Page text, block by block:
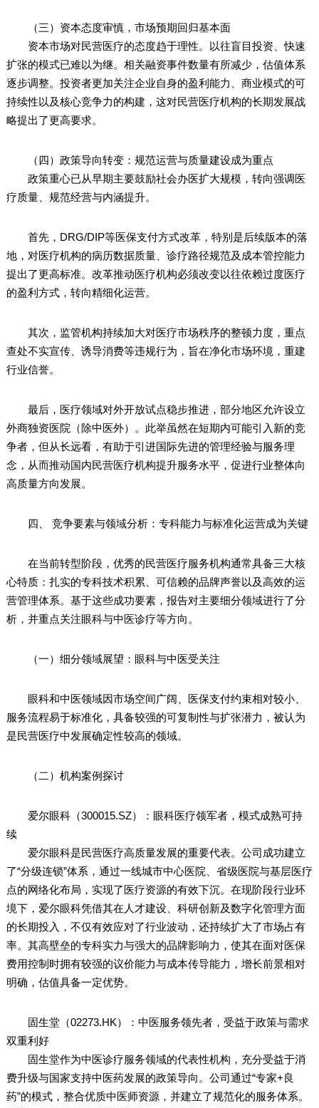
（三）资本态度审慎，市场预期回归基本面
资本市场对民营医疗的态度趋于理性。以往盲目投资、快速
扩张的模式已难以为继。相关融资事件数量有所减少，估值体系
逐步调整。投资者更加关注企业自身的盈利能力、商业模式的可
持续性以及核心竞争力的构建，这对民营医疗机构的长期发展战
略提出了更高要求。
（四）政策导向转变：规范运营与质量建设成为重点
政策重心已从早期主要鼓励社会办医扩大规模，转向强调医
疗质量、规范经营与内涵提升。
首先，DRG/DIP等医保支付方式改革，特别是后续版本的落
地，对医疗机构的病历数据质量、诊疗路径规范及成本管控能力
提出了更高标准。改革推动医疗机构必须改变以往依赖过度医疗
的盈利方式，转向精细化运营。
其次，监管机构持续加大对医疗市场秩序的整顿力度，重点
查处不实宣传、诱导消费等违规行为，旨在净化市场环境，重建
行业信誉。
最后，医疗领域对外开放试点稳步推进，部分地区允许设立
外商独资医院（除中医外）。此举虽然在短期内可能引入新的竞
争者，但从长远看，有助于引进国际先进的管理经验与服务理
念，从而推动国内民营医疗机构提升服务水平，促进行业整体向
高质量方向发展。
四、 竞争要素与领域分析：专科能力与标准化运营成为关键
在当前转型阶段，优秀的民营医疗服务机构通常具备三大核
心特质：扎实的专科技术积累、可信赖的品牌声誉以及高效的运
营管理体系。基于这些成功要素，报告对主要细分领域进行了分
析，并重点关注眼科与中医诊疗等方向。
（一）细分领域展望：眼科与中医受关注
眼科和中医领域因市场空间广阔、医保支付约束相对较小、
服务流程易于标准化，具备较强的可复制性与扩张潜力，被认为
是民营医疗中发展确定性较高的领域。
（二）机构案例探讨
爱尔眼科（300015.SZ）：眼科医疗领军者，模式成熟可持
续
爱尔眼科是民营医疗高质量发展的重要代表。公司成功建立
了“分级连锁”体系，通过一线城市中心医院、省级医院与基层医疗
点的网络化布局，实现了医疗资源的有效下沉。在现阶段行业环
境下，爱尔眼科凭借其在人才建设、科研创新及数字化管理方面
的长期投入，不仅有效应对了行业波动，还持续扩大了市场占有
率。其高壁垒的专科实力与强大的品牌影响力，使其在面对医保
费用控制时拥有较强的议价能力与成本传导能力，增长前景相对
明确，估值具备一定优势。
固生堂（02273.HK）：中医服务领先者，受益于政策与需求
双重利好
固生堂作为中医诊疗服务领域的代表性机构，充分受益于消
费升级与国家支持中医药发展的政策导向。公司通过“专家+良
药”的模式，整合优质中医师资源，并建立了规范化的服务体系。